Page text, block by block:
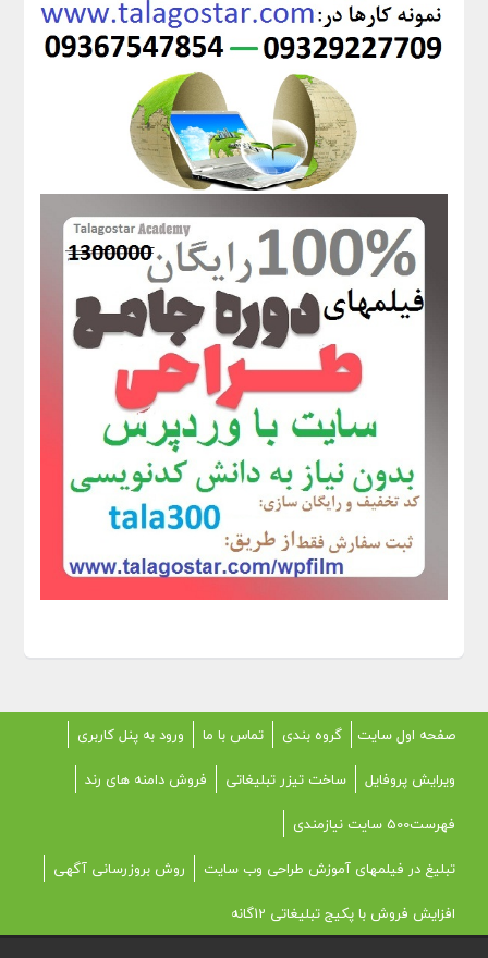
صفحه اول سایت گروه بندی تماس با ما
ورود به پنل کاربری
ویرایش پروفایل
ساخت تیزر تبلیغاتی
فروش دامنه های رند
فهرست500 سایت نیازمندی
تبلیغ در فیلمهای آموزش طراحی وب سایت
روش بروزرسانی آگهی
افزایش فروش با پکیج تبلیغاتی 12گانه